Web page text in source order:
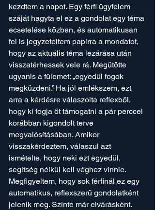
kezdtem a napot. Egy férfi ügyfelem
száját hagyta el ez a gondolat egy téma
ecsetelése közben, és automatikusan
fel is jegyzeteltem papírra a mondatot,
hogy az aktuális téma lezárása után
visszatérhessek vele rá. Megütötte
ugyanis a fülemet: „egyedül fogok
megküzdeni.” Ha jól emlékszem, ezt
arra a kérdésre válaszolta reflexből,
hogy ki fogja őt támogatni a pár perccel
korábban kigondolt terve
megvalósításában. Amikor
visszakérdeztem, válaszul azt
ismételte, hogy neki ezt egyedül,
segítség nélkül kell véghez vinnie.
Megfigyeltem, hogy sok férfinál ez egy
automatikus, reflexszerű gondolatként
jelenik meg. Szinte már elvárásként.